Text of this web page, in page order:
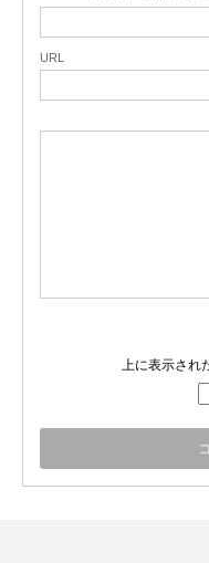
URL
上に表示され